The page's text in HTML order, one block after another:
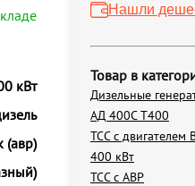
Нашли
Товар в
Дизельные
АД 400С Т400
ТСС с двигателем
400 кВт
ТСС с АВР
кВт
(авр)